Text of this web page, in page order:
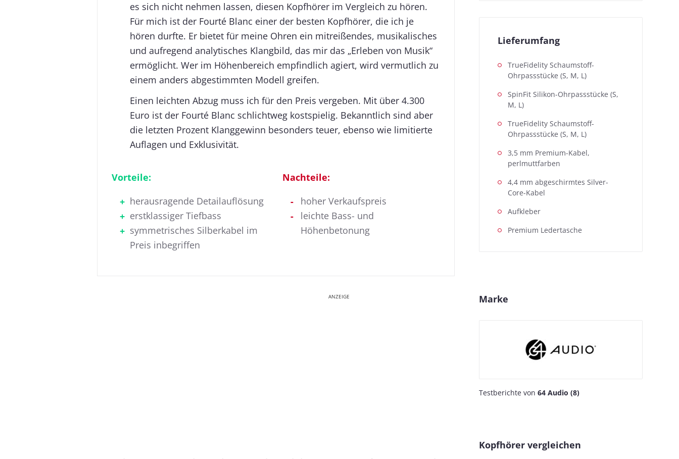
es sich nicht nehmen lassen, diesen Kopfhörer im Vergleich zu hören.
Für mich ist der Fourté Blanc einer der besten Kopfhörer, die ich je
hören durfte. Er bietet für meine Ohren ein mitreißendes, musikalisches
und aufregend analytisches Klangbild, das mir das „Erleben von Musik“
ermöglicht. Wer im Höhenbereich empfindlich agiert, wird vermutlich zu
einem anders abgestimmten Modell greifen.
Einen leichten Abzug muss ich für den Preis vergeben. Mit über 4.300
Euro ist der Fourté Blanc schlichtweg kostspielig. Bekanntlich sind aber
die letzten Prozent Klanggewinn besonders teuer, ebenso wie limitierte
Auflagen und Exklusivität.
Vorteile:
herausragende Detailauflösung
erstklassiger Tiefbass
symmetrisches Silberkabel im
Preis inbegriffen
Nachteile:
hoher Verkaufspreis
leichte Bass- und
Höhenbetonung
ANZEIGE
Lieferumfang
TrueFidelity Schaumstoff-
Ohrpassstücke (S, M, L)
SpinFit Silikon-Ohrpassstücke (S,
M, L)
TrueFidelity Schaumstoff-
Ohrpassstücke (S, M, L)
3,5 mm Premium-Kabel,
perlmuttfarben
4,4 mm abgeschirmtes Silver-
Core-Kabel
Aufkleber
Premium Ledertasche
Marke
Testberichte von 64 Audio (8)
Kopfhörer vergleichen